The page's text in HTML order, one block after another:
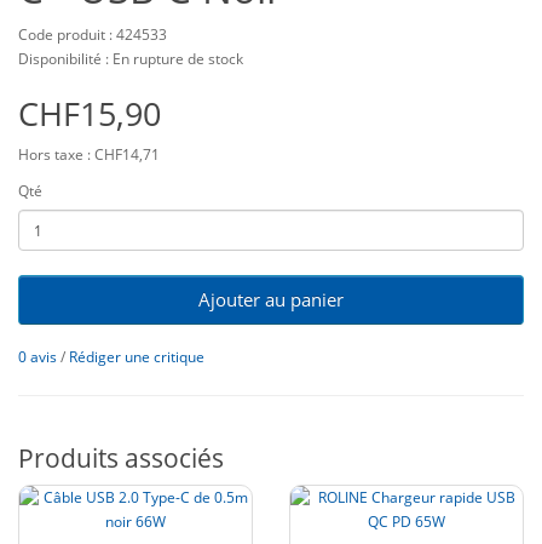
Code produit : 424533
Disponibilité : En rupture de stock
CHF15,90
Hors taxe : CHF14,71
Qté
Ajouter au panier
0 avis/ Rédiger une critique
Produits associés